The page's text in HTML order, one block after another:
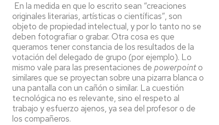
En la medida en que lo escrito sean “creaciones
originales literarias, artísticas o científicas”, son
objeto de propiedad intelectual, y por lo tanto no se
deben fotografiar o grabar. Otra cosa es que
queramos tener constancia de los resultados de la
votación del delegado de grupo (por ejemplo). Lo
mismo vale para las presentaciones de powerpointo
similares que se proyectan sobre una pizarra blanca o
una pantalla con un cañón o similar. La cuestión
tecnológica no es relevante, sino el respeto al
trabajo y esfuerzo ajenos, ya sea del profesor o de
los compañeros.